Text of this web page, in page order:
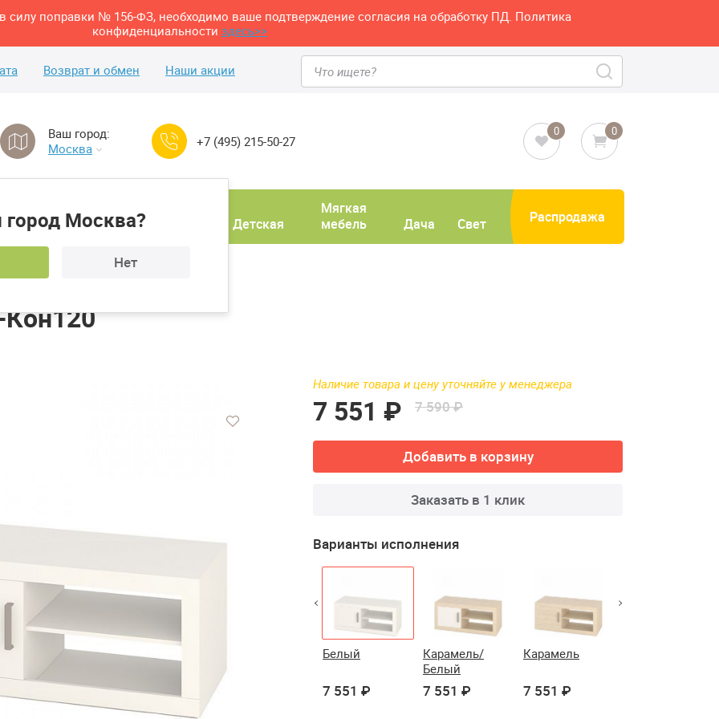
силу поправки № 156-ФЗ, необходимо ваше подтверждение согласия на обработку ПД. Политика
конфиденциальности здесь>>
Возврат и обмен Наши акции
Ваш город:
Москва
Москва?
Нет
+7 (495) 215-50-27
0 0
кабинет
Детская
Мягкая
мебель
Дача Свет Распродажа
Наличие товара и цену уточняйте у менеджера
7 551 ₽ 7 590 ₽
Добавить в корзину
Заказать в 1 клик
Варианты исполнения
Шамони/Белый
7 551 ₽
Шамони/
7 551 ₽
Белый
7 551 ₽
Карамель/
Белый
7 551 ₽
Карамель
7 551 ₽